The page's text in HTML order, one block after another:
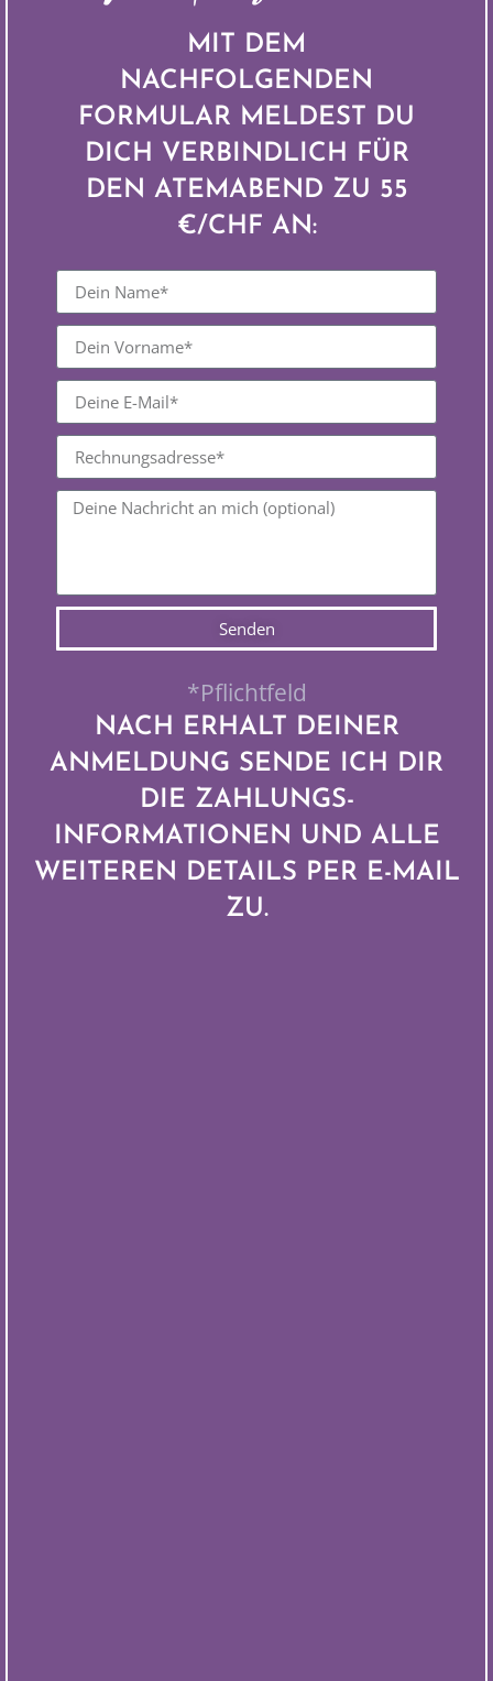
MIT DEM
NACHFOLGENDEN
FORMULAR MELDEST DU
DICH VERBINDLICH FÜR
DEN ATEMABEND ZU 55
€/CHF AN:
Senden
*Pflichtfeld
NACH ERHALT DEINER
ANMELDUNG SENDE ICH DIR
DIE ZAHLUNGS-
INFORMATIONEN UND ALLE
WEITEREN DETAILS PER E-MAIL
ZU.